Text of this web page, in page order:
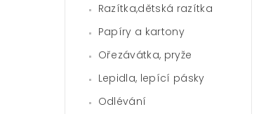
Razítka,dětská razítka
Papíry a kartony
Ořezávátka, pryže
Lepidla, lepící pásky
Odlévání